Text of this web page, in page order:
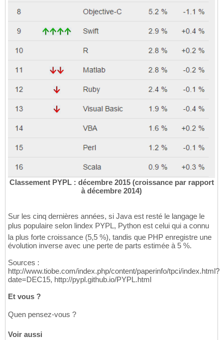
Classement PYPL : décembre 2015 (croissance par rapport
à décembre 2014)
Sur les cinq dernières années, si Java est resté le langage le
plus populaire selon lindex PYPL, Python est celui qui a connu
la plus forte croissance (5,5 %), tandis que PHP enregistre une
évolution inverse avec une perte de parts estimée à 5 %.
Sources :
http://www.tiobe.com/index.php/content/paperinfo/tpci/index.html?
date=DEC15, http://pypl.github.io/PYPL.html
Et vous ?
Quen pensez-vous ?
Voir aussi